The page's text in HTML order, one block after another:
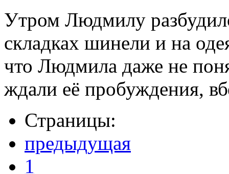
Утром Людмилу
складках шинели и на
что Людмила даже не
ждали её пробуждения,
Страницы:
предыдущая
1